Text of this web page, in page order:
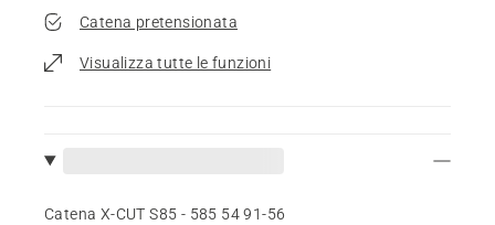
Catena pretensionata
Visualizza tutte le funzioni
Catena X-CUT S85 - 585 54 91‑56